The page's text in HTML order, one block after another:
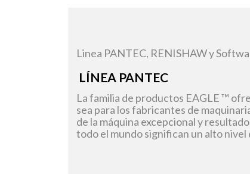
Linea PANTEC, RENISHAW y
LÍNEA PANTEC
La familia de productos EAGLE ™
sea para los fabricantes de
de la máquina excepcional y
todo el mundo significan un alto nivel